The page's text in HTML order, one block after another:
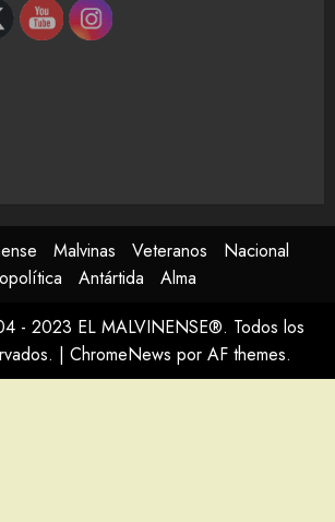
Malvinas Veteranos
Nacional
Antártida
Alma
- 2023 EL MALVINENSE®. Todos los
| ChromeNews por AF themes.